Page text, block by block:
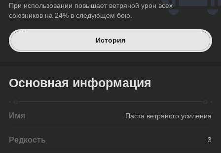
При использовании повышает ветряной урон всех
союзников на 24% в следующем бою.
История
Основная информация
Имя Паста ветряного усиления
Редкость 3